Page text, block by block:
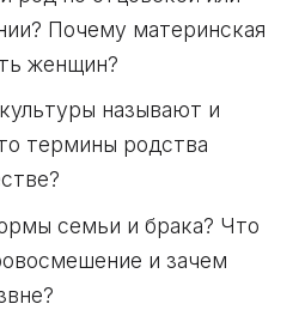
Почему материнская
женщин?
называют и
термины родства
семьи и брака? Что
и зачем